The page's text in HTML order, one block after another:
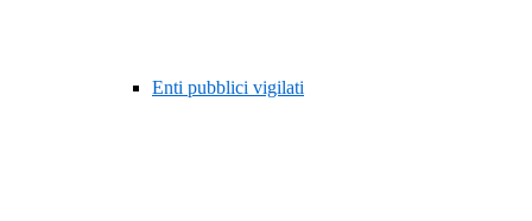
Enti pubblici vigilati